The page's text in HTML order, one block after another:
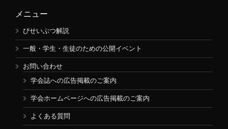
メニュー
びせいぶつ解説
一般・学生・生徒のための公開イベント
お問い合わせ
学会誌への広告掲載のご案内
学会ホームページへの広告掲載のご案内
よくある質問